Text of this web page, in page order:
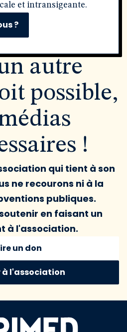
et intransigeante.
?
autre
possible,
!
qui tient à son
ne recourons ni à la
publiques.
en faisant un
à l'association.
un don
à l'association